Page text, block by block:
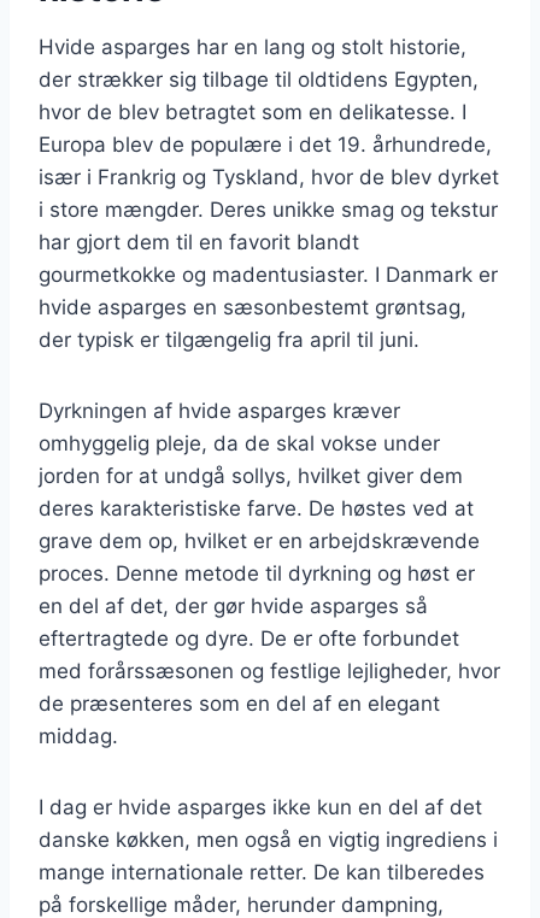
Hvide asparges har en lang og stolt historie,
der strækker sig tilbage til oldtidens Egypten,
hvor de blev betragtet som en delikatesse. I
Europa blev de populære i det 19. århundrede,
især i Frankrig og Tyskland, hvor de blev dyrket
i store mængder. Deres unikke smag og tekstur
har gjort dem til en favorit blandt
gourmetkokke og madentusiaster. I Danmark er
hvide asparges en sæsonbestemt grøntsag,
der typisk er tilgængelig fra april til juni.
Dyrkningen af hvide asparges kræver
omhyggelig pleje, da de skal vokse under
jorden for at undgå sollys, hvilket giver dem
deres karakteristiske farve. De høstes ved at
grave dem op, hvilket er en arbejdskrævende
proces. Denne metode til dyrkning og høst er
en del af det, der gør hvide asparges så
eftertragtede og dyre. De er ofte forbundet
med forårssæsonen og festlige lejligheder, hvor
de præsenteres som en del af en elegant
middag.
I dag er hvide asparges ikke kun en del af det
danske køkken, men også en vigtig ingrediens i
mange internationale retter. De kan tilberedes
på forskellige måder, herunder dampning,